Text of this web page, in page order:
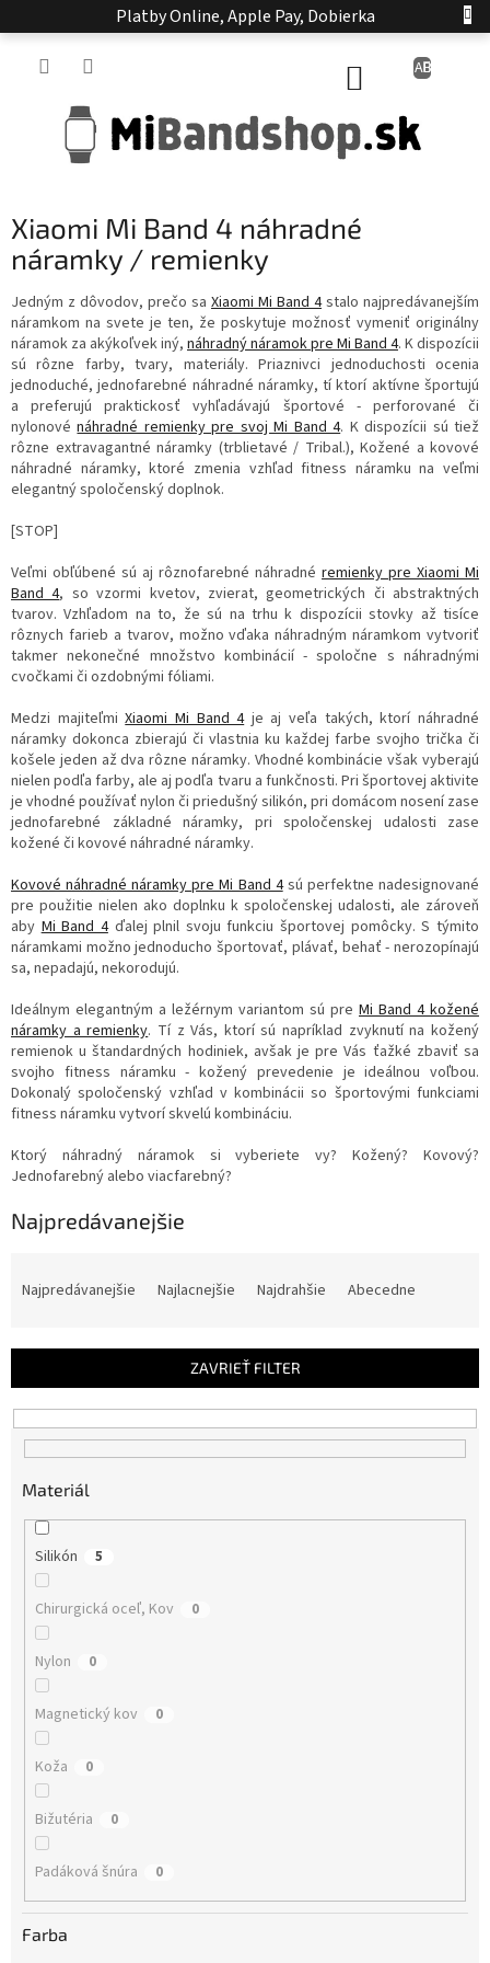
na
Platby Online, Apple Pay, Dobierka
NÁKUPNÝ
Xiaomi Mi Band 4 náhradné
náramky / remienky
Jedným z dôvodov, prečo sa Xiaomi Mi Band 4stalo najpredávanejším
náramkom na svete je ten, že poskytuje možnosť vymeniť originálny
náramok za akýkoľvek iný, náhradný náramok pre Mi Band 4. K dispozícii
sú rôzne farby, tvary, materiály. Priaznivci jednoduchosti ocenia
jednoduché, jednofarebné náhradné náramky, tí ktorí aktívne športujú
a preferujú praktickosť vyhľadávajú športové - perforované či
nylonovénáhradné remienky pre svoj Mi Band 4. K dispozícii sú tiež
rôzne extravagantné náramky (trblietavé / Tribal.), Kožené a kovové
náhradné náramky, ktoré zmenia vzhľad fitness náramku na veľmi
elegantný spoločenský doplnok.
[STOP]
Veľmi obľúbené sú aj rôznofarebné náhradné remienky pre Xiaomi Mi
Band 4, so vzormi kvetov, zvierat, geometrických či abstraktných
tvarov. Vzhľadom na to, že sú na trhu k dispozícii stovky až tisíce
rôznych farieb a tvarov, možno vďaka náhradným náramkom vytvoriť
takmer nekonečné množstvo kombinácií - spoločne s náhradnými
cvočkami či ozdobnými fóliami.
Medzi majiteľmiXiaomi Mi Band 4je aj veľa takých, ktorí náhradné
náramky dokonca zbierajú či vlastnia ku každej farbe svojho trička či
košele jeden až dva rôzne náramky. Vhodné kombinácie však vyberajú
nielen podľa farby, ale aj podľa tvaru a funkčnosti. Pri športovej aktivite
je vhodné používať nylon či priedušný silikón, pri domácom nosení zase
jednofarebné základné náramky, pri spoločenskej udalosti zase
kožené či kovové náhradné náramky.
Kovové náhradné náramky pre Mi Band 4sú perfektne nadesignované
pre použitie nielen ako doplnku k spoločenskej udalosti, ale zároveň
aby ​​Mi Band 4ďalej plnil svoju funkciu športovej pomôcky. S týmito
náramkami možno jednoducho športovať, plávať, behať - nerozopínajú
sa, nepadajú, nekorodujú.
Ideálnym elegantným a ležérnym variantom sú pre Mi Band 4 kožené
náramky a remienky. Tí z Vás, ktorí sú napríklad zvyknutí na kožený
remienok u štandardných hodiniek, avšak je pre Vás ťažké zbaviť sa
svojho fitness náramku - kožený prevedenie je ideálnou voľbou.
Dokonalý spoločenský vzhľad v kombinácii so športovými funkciami
fitness náramku vytvorí skvelú kombináciu.
Ktorý náhradný náramok si vyberiete vy? Kožený? Kovový?
Jednofarebný alebo viacfarebný?
Najpredávanejšie
i
e
p
Najpredávanejšie Najlacnejšie Najdrahšie Abecedne
ZAVRIEŤ FILTER
Materiál
Silikón 5
Chirurgická oceľ, Kov 0
Nylon 0
Magnetický kov 0
Koža 0
Bižutéria 0
Padáková šnúra 0
Farba